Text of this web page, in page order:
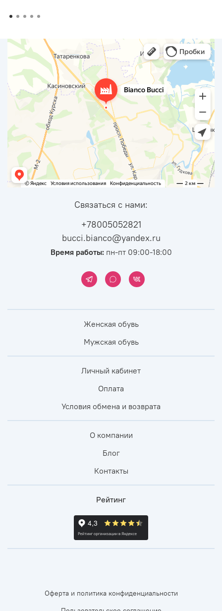
Связаться с нами:
+78005052821
bucci.bianco@yandex.ru
Время работы:пн-пт 09:00-18:00
Женская обувь
Мужская обувь
Личный кабинет
Оплата
Условия обмена и возврата
О компании
Блог
Контакты
Рейтинг
Оферта и политика конфиденциальности